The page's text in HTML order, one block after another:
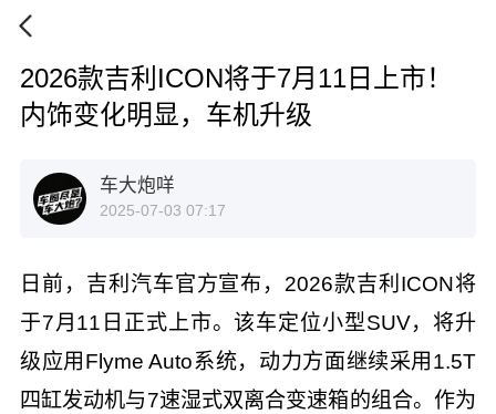
2026款吉利ICON将于7月11日上市！
内饰变化明显，车机升级
车大炮咩
2025-07-03 07:17
日前，吉利汽车官方宣布，2026款吉利ICON将
于7月11日正式上市。该车定位小型SUV，将升
级应用Flyme Auto系统，动力方面继续采用1.5T
四缸发动机与7速湿式双离合变速箱的组合。作为